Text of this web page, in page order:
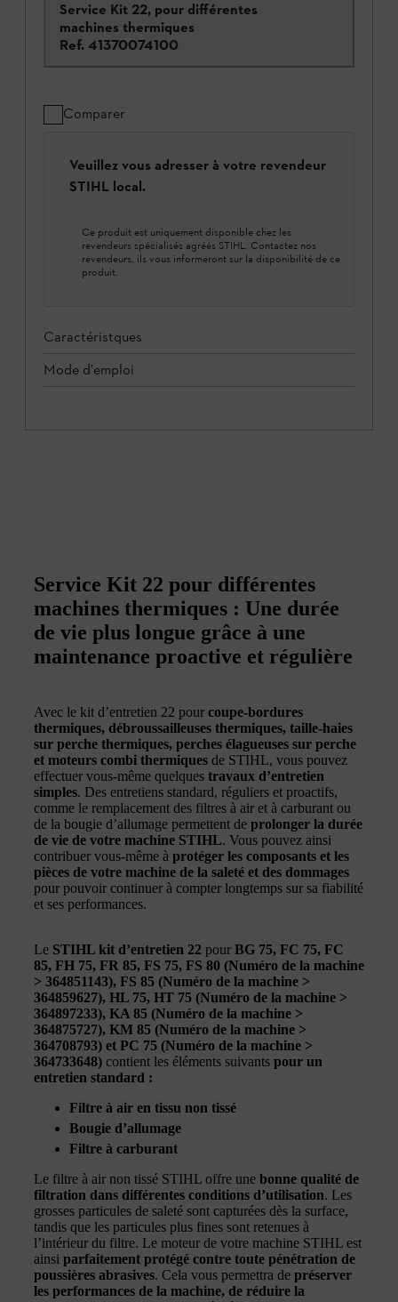
Service Kit 22, pour différentes
machines thermiques
Ref. 41370074100
Comparer
Veuillez vous adresser à votre revendeur
STIHL local.
Ce produit est uniquement disponible chez les
revendeurs spécialisés agréés STIHL. Contactez nos
revendeurs, ils vous informeront sur la disponibilité de ce
produit.
Caractéristques
Mode d'emploi
Service Kit 22 pour différentes
machines thermiques : Une durée
de vie plus longue grâce à une
maintenance proactive et régulière
Avec le kit d’entretien 22 pour coupe-bordures
thermiques, débroussailleuses thermiques, taille-haies
sur perche thermiques, perches élagueuses sur perche
et moteurs combi thermiques de STIHL, vous pouvez
effectuer vous-même quelques travaux d’entretien
simples. Des entretiens standard, réguliers et proactifs,
comme le remplacement des filtres à air et à carburant ou
de la bougie d’allumage permettent de prolonger la durée
de vie de votre machine STIHL. Vous pouvez ainsi
contribuer vous-même à protéger les composants et les
pièces de votre machine de la saleté et des dommages
pour pouvoir continuer à compter longtemps sur sa fiabilité
et ses performances.
Le STIHL kit d’entretien 22 pour BG 75, FC 75, FC
85, FH 75, FR 85, FS 75, FS 80 (Numéro de la machine
> 364851143), FS 85 (Numéro de la machine >
364859627), HL 75, HT 75 (Numéro de la machine >
364897233), KA 85 (Numéro de la machine >
364875727), KM 85 (Numéro de la machine >
364708793) et PC 75 (Numéro de la machine >
364733648) contient les éléments suivants pour un
entretien standard :
Filtre à air en tissu non tissé
Bougie d’allumage
Filtre à carburant
Le filtre à air non tissé STIHL offre une bonne qualité de
filtration dans différentes conditions d’utilisation. Les
grosses particules de saleté sont capturées dès la surface,
tandis que les particules plus fines sont retenues à
l’intérieur du filtre. Le moteur de votre machine STIHL est
ainsi parfaitement protégé contre toute pénétration de
poussières abrasives. Cela vous permettra de préserver
les performances de la machine, de réduire la